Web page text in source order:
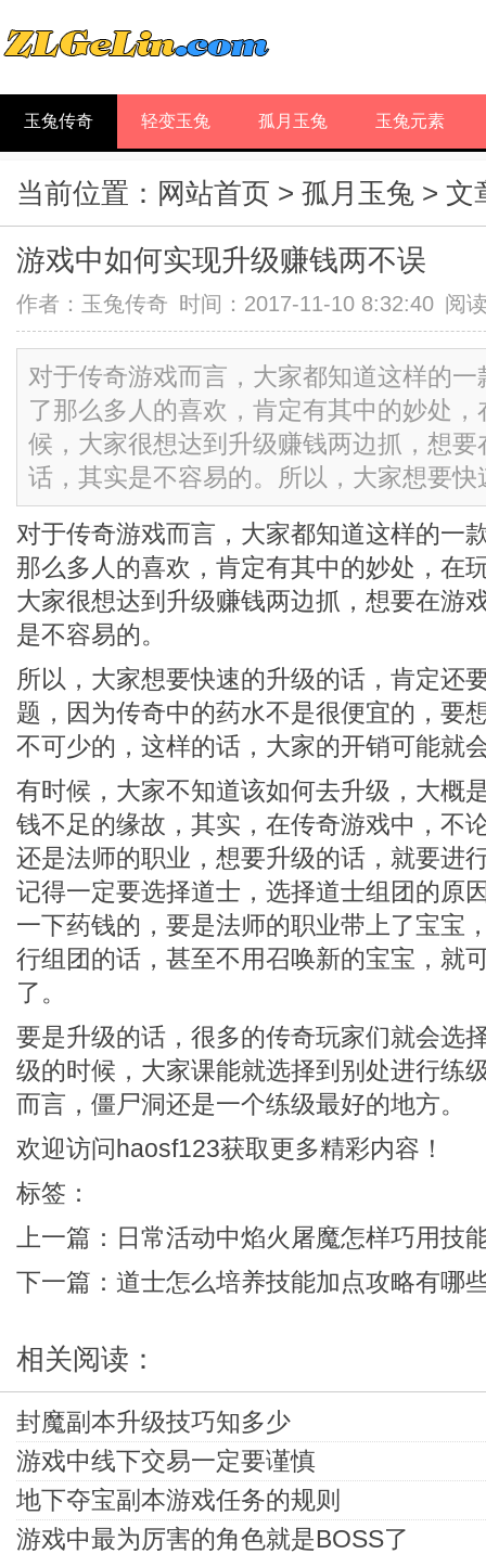
玉兔传奇 轻变玉兔 孤月玉兔 玉兔元素
当前位置： 网站首页 > 孤月玉兔 > 文
游戏中如何实现升级赚钱两不误
作者： 玉兔传奇 时间：2017-11-10 8:32:40 阅
对于传奇游戏而言，大家都知道这样的
了那么多人的喜欢，肯定有其中的妙处
候，大家很想达到升级赚钱两边抓，想
话，其实是不容易的。所以，大家想要
对于传奇游戏而言，大家都知道这样的一
那么多人的喜欢，肯定有其中的妙处，在
大家很想达到升级赚钱两边抓，想要在游
是不容易的。
所以，大家想要快速的升级的话，肯定还
题，因为传奇中的药水不是很便宜的，要
不可少的，这样的话，大家的开销可能就
有时候，大家不知道该如何去升级，大概
钱不足的缘故，其实，在传奇游戏中，不
还是法师的职业，想要升级的话，就要进
记得一定要选择道士，选择道士组团的原
一下药钱的，要是法师的职业带上了宝宝
行组团的话，甚至不用召唤新的宝宝，就
了。
要是升级的话，很多的传奇玩家们就会选
级的时候，大家课能就选择到别处进行练
而言，僵尸洞还是一个练级最好的地方。
欢迎访问haosf123获取更多精彩内容！
标签：
上一篇： 日常活动中焰火屠魔怎样巧用技
下一篇： 道士怎么培养技能加点攻略有哪
相关阅读：
封魔副本升级技巧知多少
游戏中线下交易一定要谨慎
地下夺宝副本游戏任务的规则
游戏中最为厉害的角色就是BOSS了